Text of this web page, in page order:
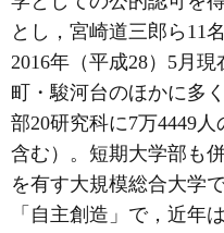
とし，宮崎道三郎ら11
2016年 （平成28） 5月現
町・駿河台のほかに多
部20研究科に7万4449
含む） 。短期大学部も
を有す大規模総合大学
「自主創造」で，近年